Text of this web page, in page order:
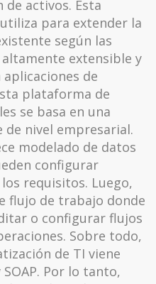
activos. Esta
para extender la
según las
altamente extensible y
de
plataforma de
se basa en una
nivel empresarial.
modelado de datos
configurar
requisitos. Luego,
flujo de trabajo donde
o configurar flujos
Sobre todo,
de TI viene
Por lo tanto,